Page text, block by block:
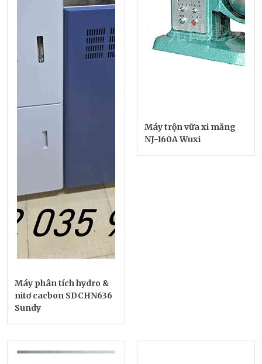
Máy phân tích hydro &
nitơ cacbon SDCHN636
Sundy
Máy trộn vữa xi măng
NJ-160A Wuxi